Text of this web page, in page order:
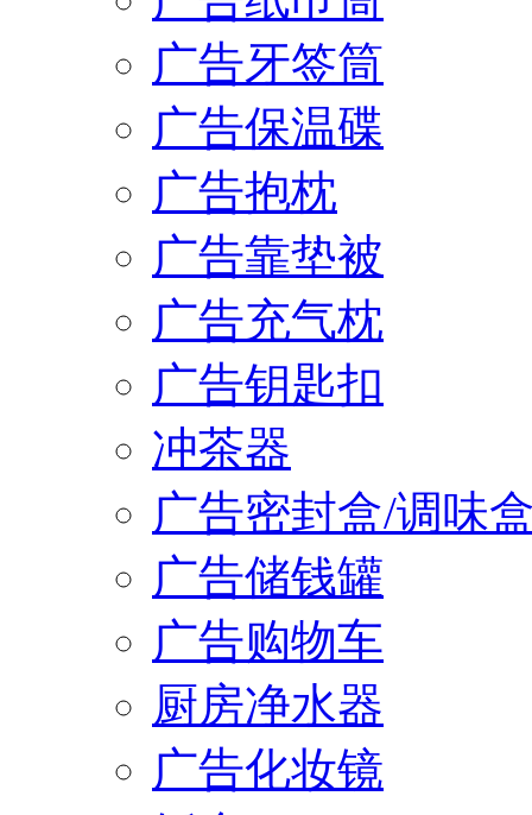
广告牙签筒
广告保温碟
广告抱枕
广告靠垫被
广告充气枕
广告钥匙扣
冲茶器
广告密封盒/调味
广告储钱罐
广告购物车
厨房净水器
广告化妆镜